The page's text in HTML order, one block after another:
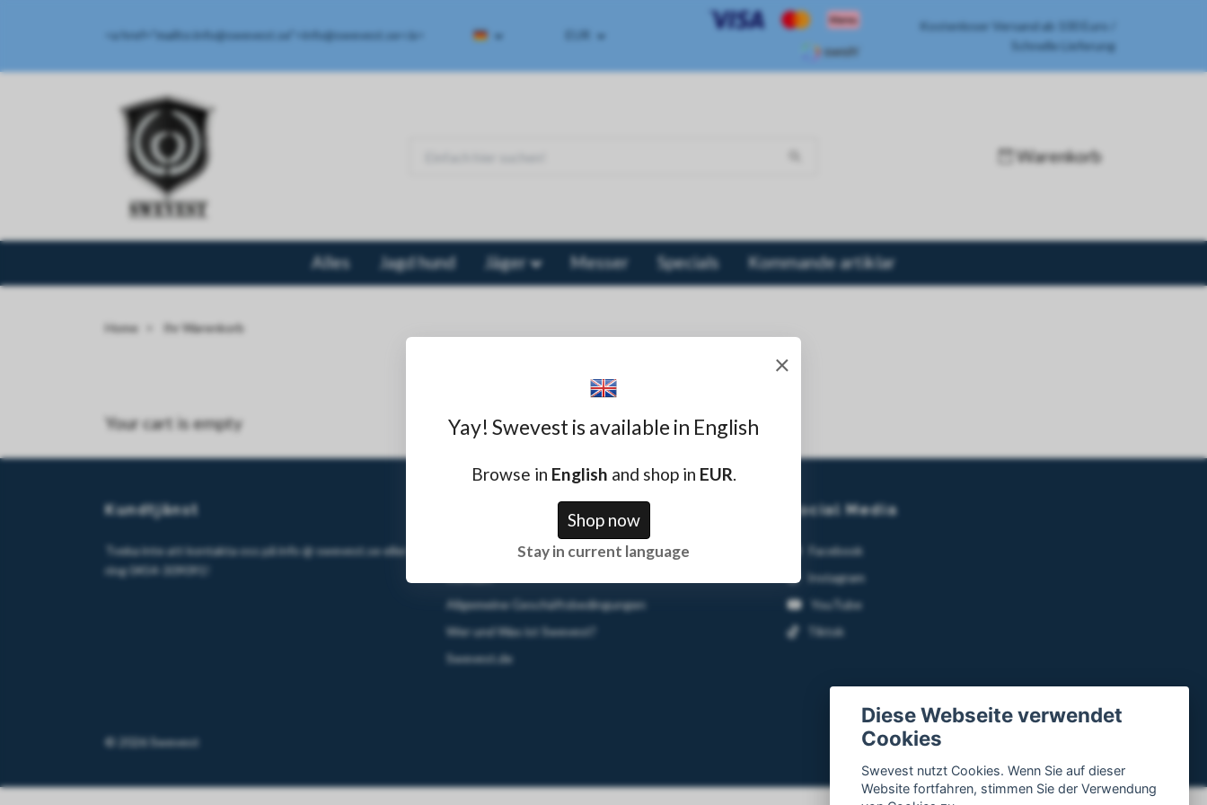
<a href="mailto:info@swevest.se info@swevest.se</a> EUR
Kostenloser Versand ab 100 Euro /
Schnelle Lieferung
Warenkorb
Alles Jagd hund Jäger Messer Specials Kommande artiklar
Home Ihr Warenkorb
Ihr Warenkorb
Your cart is empty
Kundtjänst
Tveka inte att kontakta oss på info @ swevest.se eller
ring 0454-309091!
Frågor & Svar
Allgemeine Geschäftsbedingungen
Wer und Was ist Swevest?
Swevest.de
Social Media
Facebook
Instagram
YouTube
Tiktok
© 2026 Swevest
Diese Webseite verwendet
Cookies
Swevest nutzt Cookies. Wenn Sie auf dieser
Website fortfahren, stimmen Sie der Verwendung
×
Yay! Swevest is available in English
Browse in English and shop in EUR.
Shop now
Stay in current language